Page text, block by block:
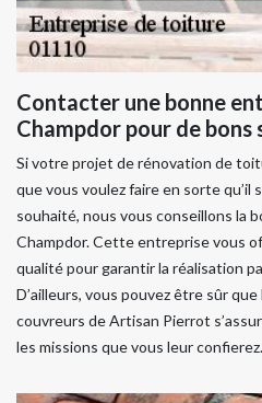
Contacter une bonne
Champdor pour de bons
Si votre projet de rénovation de
que vous voulez faire en sorte qu’il
souhaité, nous vous conseillons la
Champdor. Cette entreprise vous
qualité pour garantir la réalisation
D’ailleurs, vous pouvez être sûr
couvreurs de Artisan Pierrot
les missions que vous leur confierez.